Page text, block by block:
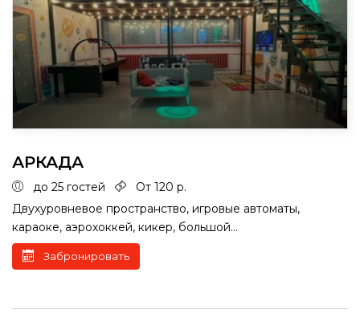
АРКАДА
до 25 гостей
От 120 р.
Двухуровневое пространство, игровые автоматы,
караоке, аэрохоккей, кикер, большой...
Забронировать